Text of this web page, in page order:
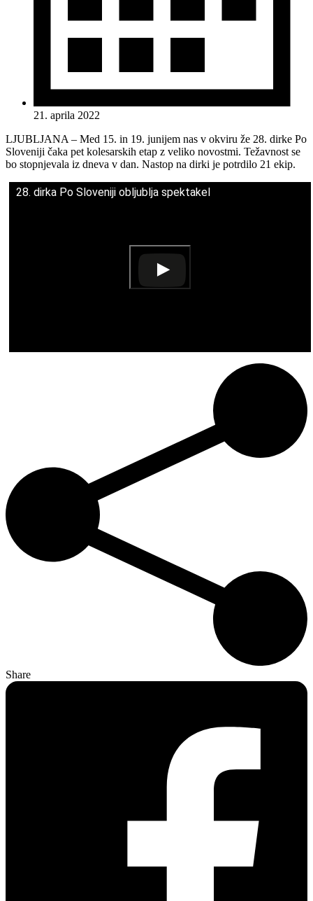
21. aprila 2022
LJUBLJANA – Med 15. in 19. junijem nas v okviru že 28. dirke Po
Sloveniji čaka pet kolesarskih etap z veliko novostmi. Težavnost se
bo stopnjevala iz dneva v dan. Nastop na dirki je potrdilo 21 ekip.
28. dirka Po Sloveniji obljublja spektakel
Share